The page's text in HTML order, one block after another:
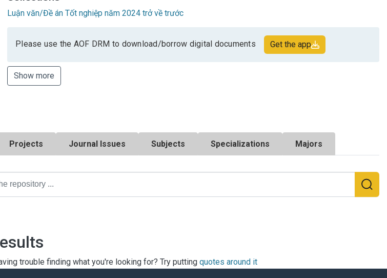
Luận văn/Đề án Tốt nghiệp năm 2024 trở về trước
Please use the AOF DRM to download/borrow digital documents Get the app
Show more
Projects Journal Issues Subjects Specializations Majors
trouble finding what you're looking for? Try putting quotes around it